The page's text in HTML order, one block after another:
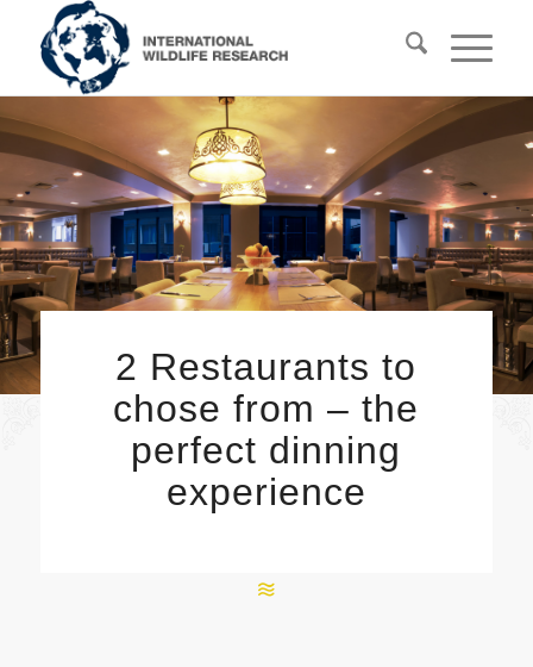
2 Restaurants to
chose from – the
perfect dinning
experience